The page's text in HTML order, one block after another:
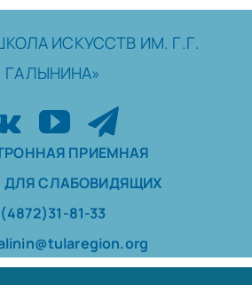
ИСКУССТВ ИМ. Г.Г.
ГАЛЫНИНА»
ПРИЕМНАЯ
ДЛЯ СЛАБОВИДЯЩИХ
(4872)31-81-33